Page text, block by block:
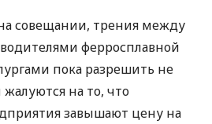
совещании, трения между
ферросплавной
пока разрешить не
жалуются на то, что
завышают цену на